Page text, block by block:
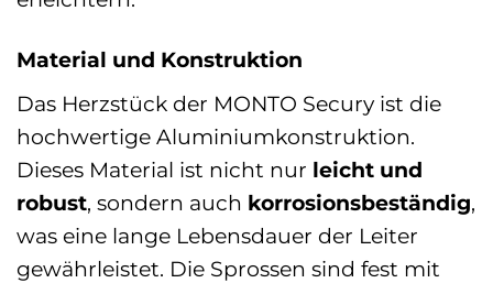
Material und Konstruktion
Das Herzstück der MONTO Secury ist die
hochwertige Aluminiumkonstruktion.
Dieses Material ist nicht nur leicht und
robust, sondern auch korrosionsbeständig,
was eine lange Lebensdauer der Leiter
gewährleistet. Die Sprossen sind fest mit